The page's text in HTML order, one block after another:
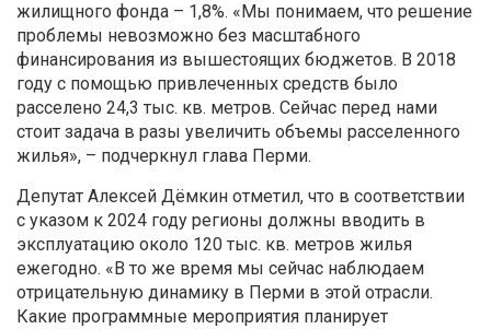
жилищного фонда – 1,8%. «Мы понимаем, что решение
проблемы невозможно без масштабного
финансирования из вышестоящих бюджетов. В 2018
году с помощью привлеченных средств было
расселено 24,3 тыс. кв. метров. Сейчас перед нами
стоит задача в разы увеличить объемы расселенного
жилья», – подчеркнул глава Перми.
Депутат Алексей Дёмкин отметил, что в соответствии
с указом к 2024 году регионы должны вводить в
эксплуатацию около 120 тыс. кв. метров жилья
ежегодно. «В то же время мы сейчас наблюдаем
отрицательную динамику в Перми в этой отрасли.
Какие программные мероприятия планирует